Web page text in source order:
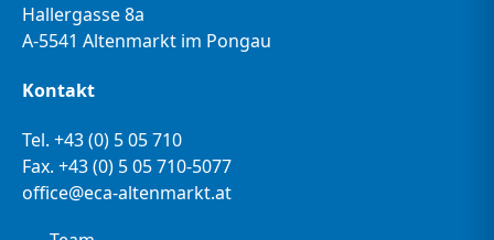
Hallergasse 8a
A-5541 Altenmarkt im Pongau
Kontakt
Tel. +43 (0) 5 05 710
Fax. +43 (0) 5 05 710-5077
office@eca-altenmarkt.at